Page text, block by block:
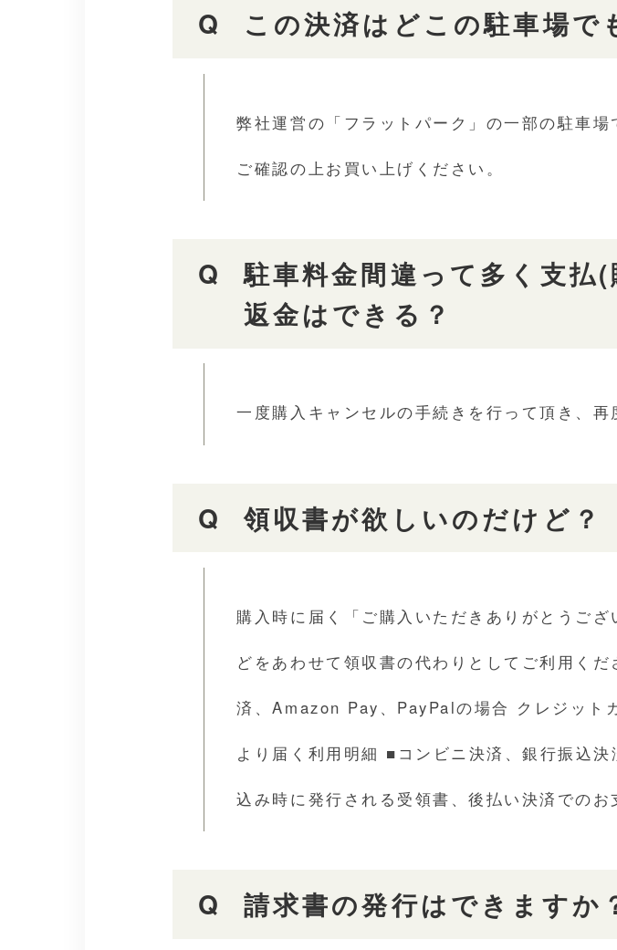
この決済はどこの駐車場で
弊社運営の「フラットパーク」の一部の駐車
ご確認の上お買い上げください。
駐車料金間違って多く支払
返金はできる？
一度購入キャンセルの手続きを行って頂き、再
領収書が欲しいのだけど？
購入時に届く「ご購入いただきありがとうご
どをあわせて領収書の代わりとしてご利用く
済、Amazon Pay、PayPalの場合 クレジット
より届く利用明細 ■コンビニ決済、銀行振込
込み時に発行される受領書、後払い決済での
請求書の発行はできますか